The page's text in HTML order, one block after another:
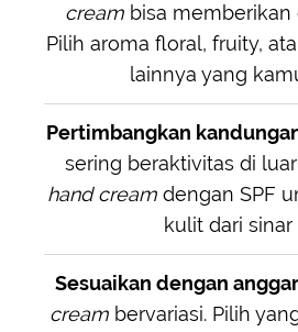
creambisa memberikan
Pilih aroma floral, fruity,
lainnya yang
Pertimbangkan
sering beraktivitas di
hand creamdengan SPF
kulit dari sinar
Sesuaikan dengan
cream bervariasi. Pilih